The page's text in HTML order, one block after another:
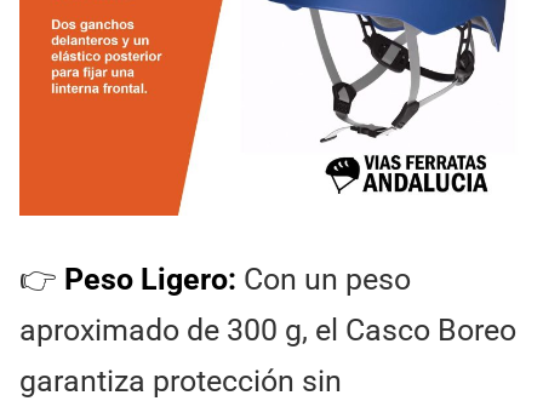
👉 Peso Ligero: Con un peso
aproximado de 300 g, el Casco Boreo
garantiza protección sin